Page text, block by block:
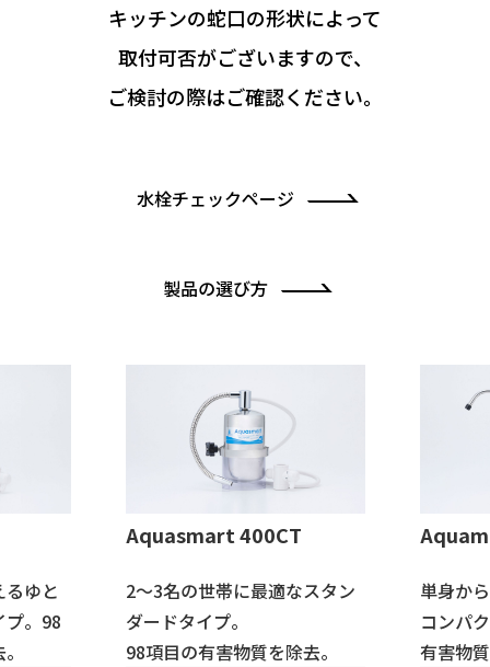
キッチンの蛇⼝の形状によって
取付可否がございますので、
ご検討の際はご確認ください。
水栓チェックページ
製品の選び方
ゆと
プ。98
Aquasmart 400CT
2～3名の世帯に最適なスタン
ダードタイプ。
98項目の有害物質を除去。
単身か
コンパ
有害物